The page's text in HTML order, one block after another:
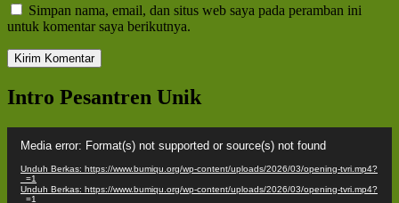
Simpan nama, email, dan situs web saya pada peramban ini
untuk komentar saya berikutnya.
Intro Pesantren Unik
Video
Media error: Format(s) not supported or source(s) not found
Unduh Berkas: https://www.bumiqu.org/wp-content/uploads/2026/03/opening-tvri.mp4?
_=1
Unduh Berkas: https://www.bumiqu.org/wp-content/uploads/2026/03/opening-tvri.mp4?
_=1